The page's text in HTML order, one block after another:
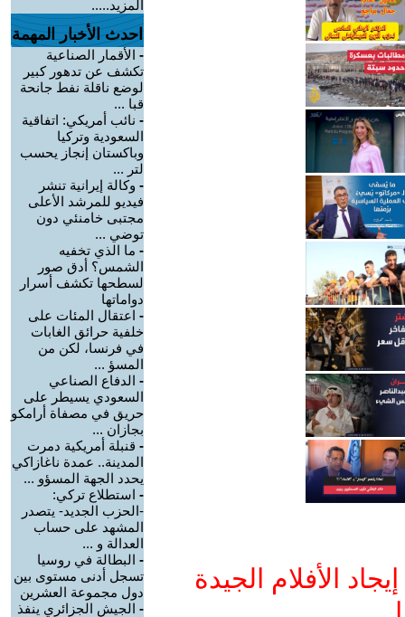
الأفلام الجيدة
المزيد.....
احدث الأخبار المهمة
- الأقمار الصناعية
تكشف عن تدهور كبير
لوضع ناقلة نفط جانحة
قبا ...
- نائب أمريكي: اتفاقية
السعودية وتركيا
وباكستان إنجاز يحسب
لتر ...
- وكالة إيرانية تنشر
فيديو للمرشد الأعلى
مجتبى خامنئي دون
توضي ...
- ما الذي تخفيه
الشمس؟ أدق صور
لسطحها تكشف أسرار
دواماتها
- اعتقال المئات على
خلفية حرائق الغابات
في فرنسا، لكن من
المسؤ ...
- الدفاع الصناعي
السعودي يسيطر على
حريق في مصفاة أرامكو
بجازان ...
- قنبلة أمريكية دمرت
المدينة.. عمدة ناغازاكي
يحدد الجهة المسؤو ...
- استطلاع تركي:
-الحزب الجديد- يتصدر
المشهد على حساب
العدالة و ...
- البطالة في روسيا
تسجل أدنى مستوى بين
دول مجموعة العشرين
- الجيش الجزائري ينفذ